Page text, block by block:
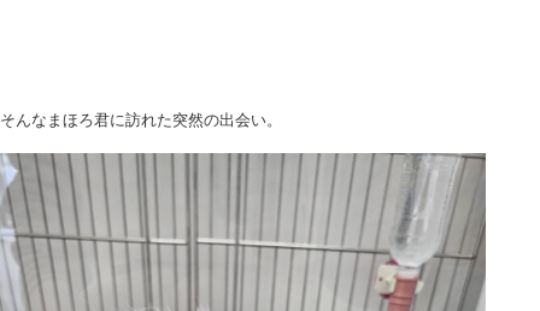
そんなまほろ君に訪れた突然の出会い。